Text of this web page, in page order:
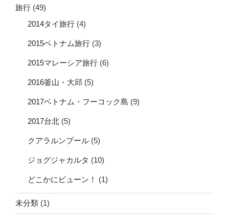
旅行 (49)
2014タイ旅行 (4)
2015ベトナム旅行 (3)
2015マレーシア旅行 (6)
2016釜山・大邱 (5)
2017ベトナム・フーコック島 (9)
2017台北 (5)
クアラルンプール (5)
ジョグジャカルタ (10)
どこかにビューン！ (1)
未分類 (1)